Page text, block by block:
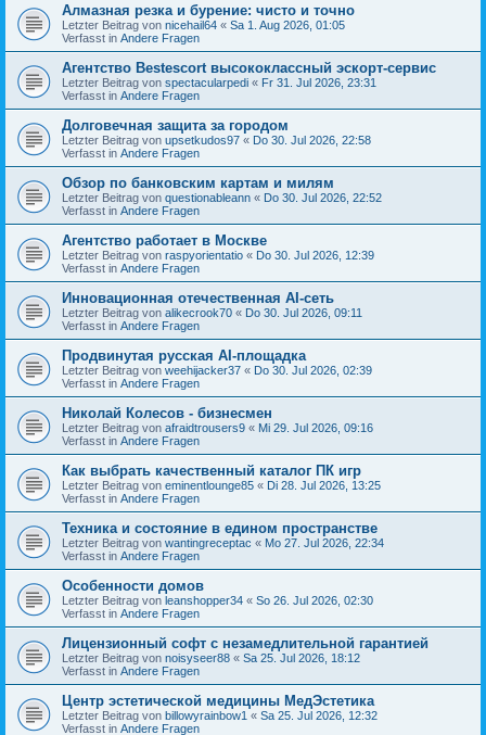
Алмазная резка и бурение: чисто и точно
Letzter Beitrag von nicehail64 « Sa 1. Aug 2026, 01:05
Verfasst in Andere Fragen
Агентство Bestescort высококлассный эскорт-сервис
Letzter Beitrag von spectacularpedi « Fr 31. Jul 2026, 23:31
Verfasst in Andere Fragen
Долговечная защита за городом
Letzter Beitrag von upsetkudos97 « Do 30. Jul 2026, 22:58
Verfasst in Andere Fragen
Обзор по банковским картам и милям
Letzter Beitrag von questionableann « Do 30. Jul 2026, 22:52
Verfasst in Andere Fragen
Агентство работает в Москве
Letzter Beitrag von raspyorientatio « Do 30. Jul 2026, 12:39
Verfasst in Andere Fragen
Инновационная отечественная AI-сеть
Letzter Beitrag von alikecrook70 « Do 30. Jul 2026, 09:11
Verfasst in Andere Fragen
Продвинутая русская AI-площадка
Letzter Beitrag von weehijacker37 « Do 30. Jul 2026, 02:39
Verfasst in Andere Fragen
Николай Колесов - бизнесмен
Letzter Beitrag von afraidtrousers9 « Mi 29. Jul 2026, 09:16
Verfasst in Andere Fragen
Как выбрать качественный каталог ПК игр
Letzter Beitrag von eminentlounge85 « Di 28. Jul 2026, 13:25
Verfasst in Andere Fragen
Техника и состояние в едином пространстве
Letzter Beitrag von wantingreceptac « Mo 27. Jul 2026, 22:34
Verfasst in Andere Fragen
Особенности домов
Letzter Beitrag von leanshopper34 « So 26. Jul 2026, 02:30
Verfasst in Andere Fragen
Лицензионный софт с незамедлительной гарантией
Letzter Beitrag von noisyseer88 « Sa 25. Jul 2026, 18:12
Verfasst in Andere Fragen
Центр эстетической медицины МедЭстетика
Letzter Beitrag von billowyrainbow1 « Sa 25. Jul 2026, 12:32
Verfasst in Andere Fragen